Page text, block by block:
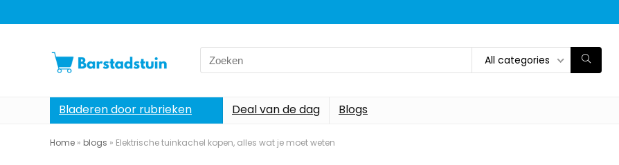
Search
for:
All categories
Bladeren door rubrieken Deal van de dag Blogs
Home » blogs » Elektrische tuinkachel kopen, alles wat je moet weten